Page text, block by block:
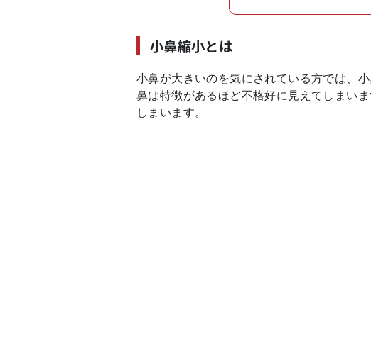
小鼻縮小とは
小鼻が大きいのを気にされている方では、
鼻は特徴があるほど不格好に見えてしまい
しまいます。